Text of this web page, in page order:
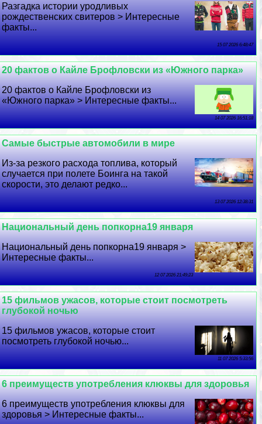
Разгадка истории уpoдливых
рождественских свитеров > Интересные
факты...
15 07 2026 6:48:47
20 фактов о Кайле Брофловски из «Южного парка»
20 фактов о Кайле Брофловски из
«Южного парка» > Интересные факты...
14 07 2026 16:51:18
Самые быстрые автомобили в мире
Из-за резкого расхода топлива, который
случается при полете Боинга на такой
скорости, это делают редко...
13 07 2026 12:38:31
Национальный день попкорна19 января
Национальный день попкорна19 января >
Интересные факты...
12 07 2026 21:49:23
15 фильмов ужасов, которые стоит посмотреть
глубокой ночью
15 фильмов ужасов, которые стоит
посмотреть глубокой ночью...
11 07 2026 5:33:56
6 преимуществ употрeбления клюквы для здоровья
6 преимуществ употрeбления клюквы для
здоровья > Интересные факты...